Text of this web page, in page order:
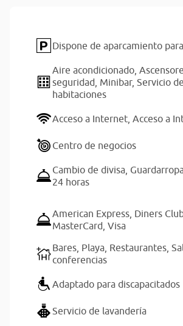
Dispone de aparcamiento
Aire acondicionado,
seguridad, Minibar, Servicio de
habitaciones
Acceso a Internet, Acceso a
Centro de negocios
Cambio de divisa,
24 horas
American Express, Diners
MasterCard, Visa
Bares, Playa, Restaurantes,
conferencias
Adaptado para discapacitados
Servicio de lavandería